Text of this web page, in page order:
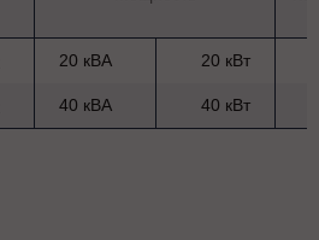
20 кВА 20 кВт
40 кВА 40 кВт